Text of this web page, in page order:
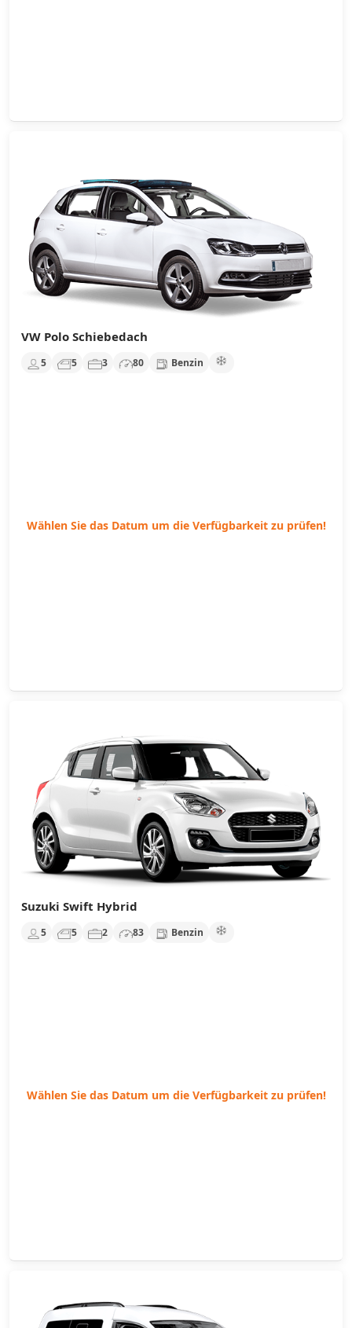
VW Polo Schiebedach
5 5 3 80 Benzin
Wählen Sie das Datum um die Verfügbarkeit zu prüfen!
Suzuki Swift Hybrid
5 5 2 83 Benzin
Wählen Sie das Datum um die Verfügbarkeit zu prüfen!